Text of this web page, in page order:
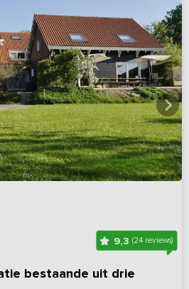
9,3(24 reviews)
bestaande uit drie